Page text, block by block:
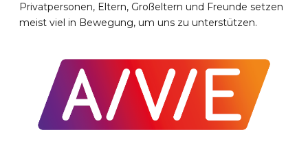
Privatpersonen, Eltern, Großeltern und Freunde setzen
meist viel in Bewegung, um uns zu unterstützen.